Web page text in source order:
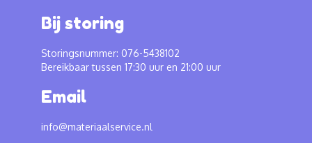
Bij storing
Storingsnummer: 076-5438102
Bereikbaar tussen 17:30 uur en 21:00 uur
Email
info@materiaalservice.nl